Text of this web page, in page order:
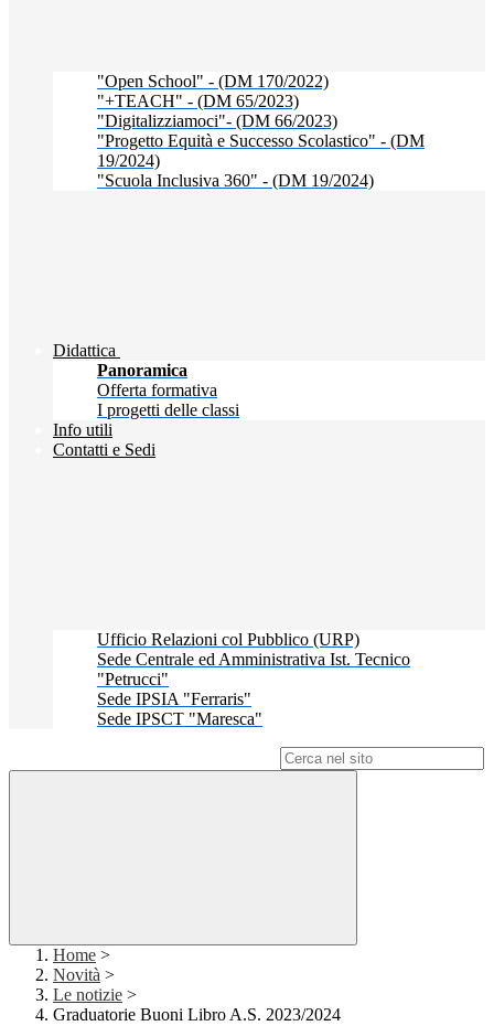
"Open School" - (DM 170/2022)
"+TEACH" - (DM 65/2023)
"Digitalizziamoci"- (DM 66/2023)
"Progetto Equità e Successo Scolastico" - (DM
19/2024)
"Scuola Inclusiva 360" - (DM 19/2024)
Didattica
Panoramica
Offerta formativa
I progetti delle classi
Info utili
Contatti e Sedi
Ufficio Relazioni col Pubblico (URP)
Sede Centrale ed Amministrativa Ist. Tecnico
"Petrucci"
Sede IPSIA "Ferraris"
Sede IPSCT "Maresca"
Home >
Novità >
Le notizie >
Graduatorie Buoni Libro A.S. 2023/2024